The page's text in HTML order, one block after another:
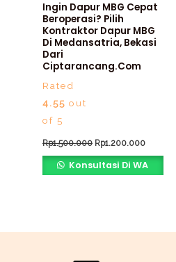
Ingin Dapur MBG Cepat
Beroperasi? Pilih
Kontraktor Dapur MBG
Di Medansatria, Bekasi
Dari
Ciptarancang.com
Rated
4.55 out
of 5
Rp1.500.000 Rp1.200.000
Konsultasi Di WA